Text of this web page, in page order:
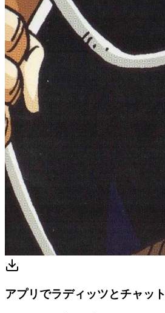
アプリでラディッツとチャット